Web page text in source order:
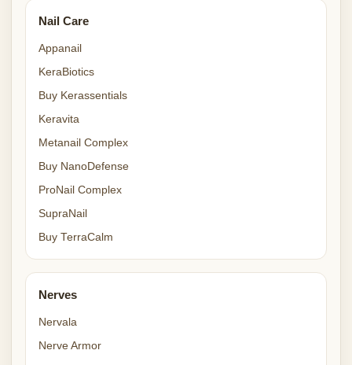
Nail Care
Appanail
KeraBiotics
Buy Kerassentials
Keravita
Metanail Complex
Buy NanoDefense
ProNail Complex
SupraNail
Buy TerraCalm
Nerves
Nervala
Nerve Armor